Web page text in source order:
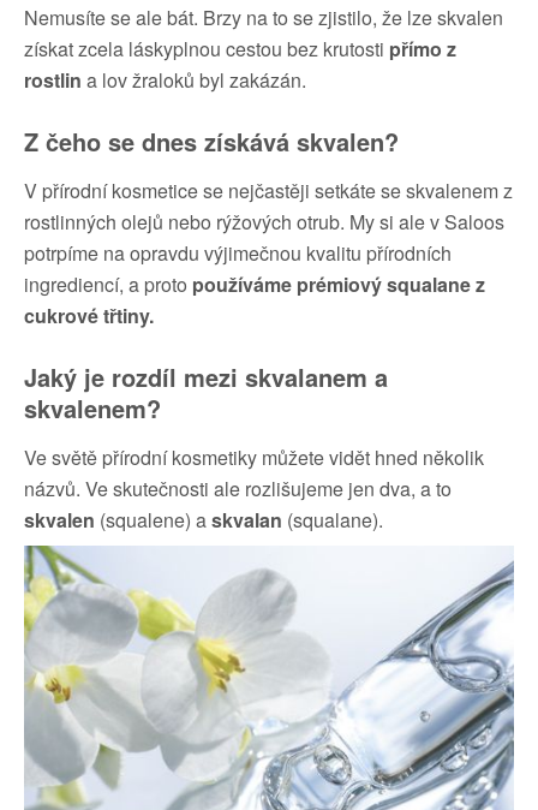
Nemusíte se ale bát. Brzy na to se zjistilo, že lze skvalen
získat zcela láskyplnou cestou bez krutosti přímo z
rostlin a lov žraloků byl zakázán.
Z čeho se dnes získává skvalen?
V přírodní kosmetice se nejčastěji setkáte se skvalenem z
rostlinných olejů nebo rýžových otrub. My si ale v Saloos
potrpíme na opravdu výjimečnou kvalitu přírodních
ingrediencí, a proto používáme prémiový squalane z
cukrové třtiny.
Jaký je rozdíl mezi skvalanem a
skvalenem?
Ve světě přírodní kosmetiky můžete vidět hned několik
názvů. Ve skutečnosti ale rozlišujeme jen dva, a to
skvalen (squalene) askvalan (squalane).